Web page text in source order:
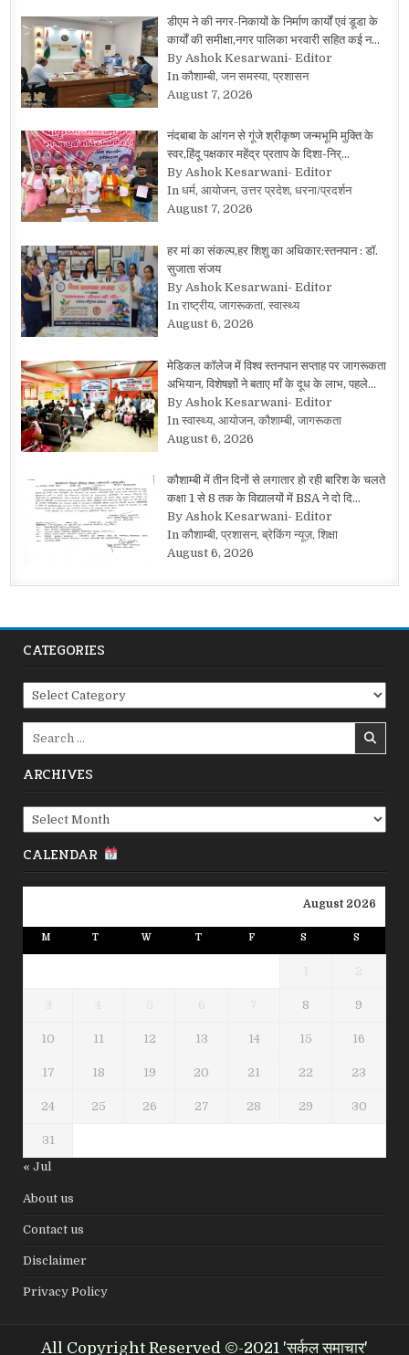
डीएम ने की नगर-निकायों के निर्माण कार्यों एवं डूडा के
कार्यों की समीक्षा,नगर पालिका भरवारी सहित कई न…
By Ashok Kesarwani- Editor
In कौशाम्बी, जन समस्या, प्रशासन
August 7, 2026
नंदबाबा के आंगन से गूंजे श्रीकृष्ण जन्मभूमि मुक्ति के
स्वर,हिंदू पक्षकार महेंद्र प्रताप के दिशा-निर्…
By Ashok Kesarwani- Editor
In धर्म, आयोजन, उत्तर प्रदेश, धरना/प्रदर्शन
August 7, 2026
हर मां का संकल्प,हर शिशु का अधिकार:स्तनपान : डॉ.
सुजाता संजय
By Ashok Kesarwani- Editor
In राष्ट्रीय, जागरूकता, स्वास्थ्य
August 6, 2026
मेडिकल कॉलेज में विश्व स्तनपान सप्ताह पर जागरूकता
अभियान, विशेषज्ञों ने बताए माँ के दूध के लाभ, पहले…
By Ashok Kesarwani- Editor
In स्वास्थ्य, आयोजन, कौशाम्बी, जागरूकता
August 6, 2026
कौशाम्बी में तीन दिनों से लगातार हो रही बारिश के चलते
कक्षा 1 से 8 तक के विद्यालयों में BSA ने दो दि…
By Ashok Kesarwani- Editor
In कौशाम्बी, प्रशासन, ब्रेकिंग न्यूज़, शिक्षा
August 6, 2026
CATEGORIES
Categories
ARCHIVES
Archives
CALENDAR
August 2026
M T W T F S S
1 2
3 4 5 6 7 8 9
10 11 12 13 14 15 16
17 18 19 20 21 22 23
24 25 26 27 28 29 30
31
« Jul
About us
Contact us
Disclaimer
Privacy Policy
All Copyright Reserved ©-2021 'सर्कल समाचार'